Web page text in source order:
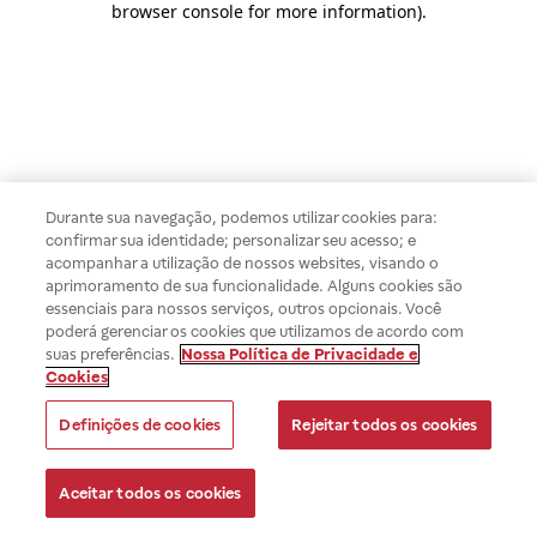
browser console for more information).
Durante sua navegação, podemos utilizar cookies para:
confirmar sua identidade; personalizar seu acesso; e
acompanhar a utilização de nossos websites, visando o
aprimoramento de sua funcionalidade. Alguns cookies são
essenciais para nossos serviços, outros opcionais. Você
poderá gerenciar os cookies que utilizamos de acordo com
suas preferências. Nossa Política de Privacidade e
Cookies
Definições de cookies Rejeitar todos os cookies
Aceitar todos os cookies